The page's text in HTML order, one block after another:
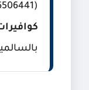
(56506441)
بالسالمية.